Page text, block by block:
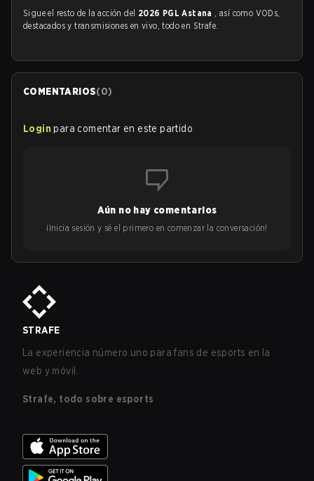
Sigue el resto de la acción del 2026 PGL Astana , así como VODs,
destacados y transmisiones en vivo, todo en Strafe.
COMENTARIOS(0)
Login para comentar en este partido
Aún no hay comentarios
¡Inicia sesión y sé el primero en comenzar la conversación!
STRAFE
La experiencia número uno para fans de esports en la
web y móvil.
Strafe, todo sobre esports